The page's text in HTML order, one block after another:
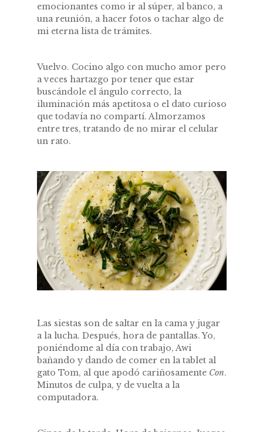
emocionantes como ir al súper, al banco, a
una reunión, a hacer fotos o tachar algo de
mi eterna lista de trámites.
Vuelvo. Cocino algo con mucho amor pero
a veces hartazgo por tener que estar
buscándole el ángulo correcto, la
iluminación más apetitosa o el dato curioso
que todavía no compartí. Almorzamos
entre tres, tratando de no mirar el celular
un rato.
Las siestas son de saltar en la cama y jugar
a la lucha. Después, hora de pantallas. Yo,
poniéndome al día con trabajo, Awi
bañando y dando de comer en la tablet al
gato Tom, al que apodó cariñosamente Con.
Minutos de culpa, y de vuelta a la
computadora.